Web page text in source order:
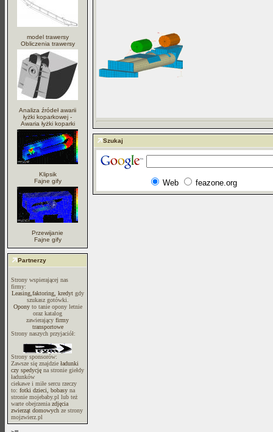
model trawersy
Obliczenia trawersy
Analiza źródeł awarii
łyżki koparkowej -
Awaria łyżki koparki
Klipsik
Fajne gify
Przewijanie
Fajne gify
Partnerzy
Strony wspierającej nas
firmy:
Leasing,faktoring, kredytgdy
szukasz gotówki.
Oponyto tanie opony letnie
oraz katalog
zawierający firmy
transportowe
Strony naszych przyjaciół:
Strony sponsorów:
Zawsze się znajdzie ładunki
czy spedycję na stronie giełdy
ładunków
ciekawe i miłe sercu rzeczy
to: fotki dzieci, bobasy na
stronie mojebaby.pl lub też
warte obejrzenia zdjęcia
zwierząt domowych ze strony
mojzwierz.pl
Szukaj
Web feazone.org